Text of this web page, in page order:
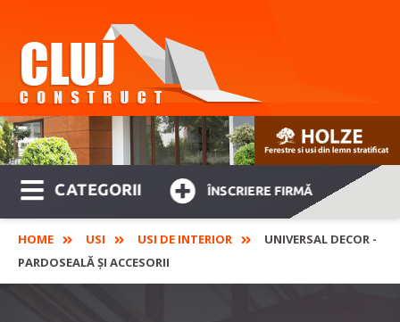
CATEGORII ÎNSCRIERE FIRMĂ
HOME USI USI DE INTERIOR
UNIVERSAL DECOR -
PARDOSEALĂ ȘI ACCESORII